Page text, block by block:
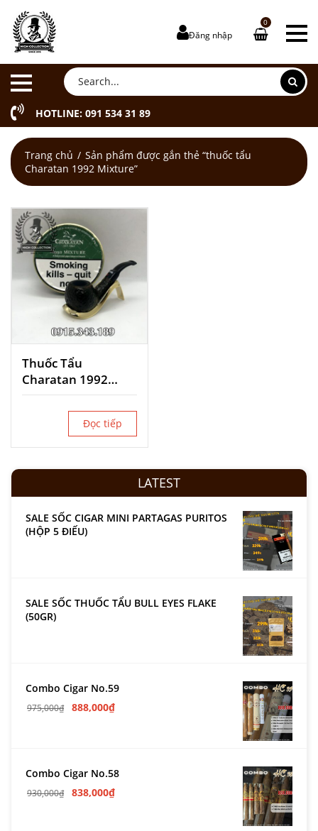
Đăng nhập
0
HOTLINE: 091 534 31 89
Trang chủ
Sản phẩm được gắn thẻ “thuốc tẩu
Charatan 1992 Mixture”
Thuốc Tẩu
Charatan 1992
Mixture
Đọc tiếp
LATEST
SALE SỐC CIGAR MINI PARTAGAS PURITOS
(HỘP 5 ĐIẾU)
SALE SỐC THUỐC TẨU BULL EYES FLAKE
(50GR)
Combo Cigar No.59
975,000₫ 888,000₫
Combo Cigar No.58
930,000₫ 838,000₫